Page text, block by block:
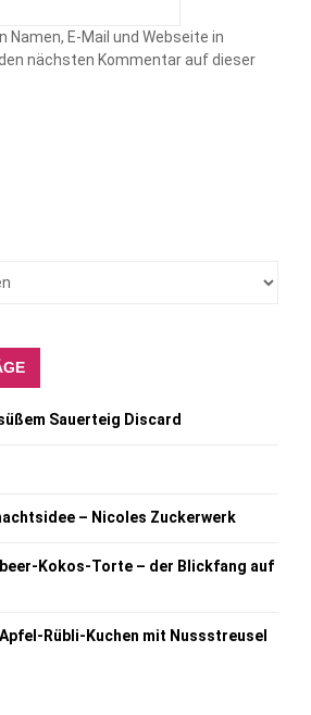
Namen, E-Mail und Webseite in
nächsten Kommentar auf dieser
Sauerteig Discard
– Nicoles Zuckerwerk
Kokos-Torte – der Blickfang auf
Rübli-Kuchen mit Nussstreusel